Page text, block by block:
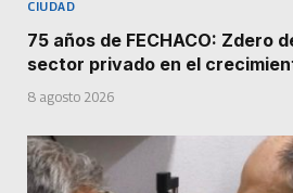
CIUDAD
75 años de FECHACO: Zdero
sector privado en el
8 agosto 2026